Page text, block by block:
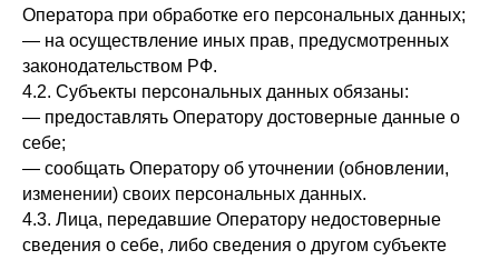
Оператора при обработке его персональных данных;
— на осуществление иных прав, предусмотренных
законодательством РФ.
4.2. Субъекты персональных данных обязаны:
— предоставлять Оператору достоверные данные о
себе;
— сообщать Оператору об уточнении (обновлении,
изменении) своих персональных данных.
4.3. Лица, передавшие Оператору недостоверные
сведения о себе, либо сведения о другом субъекте